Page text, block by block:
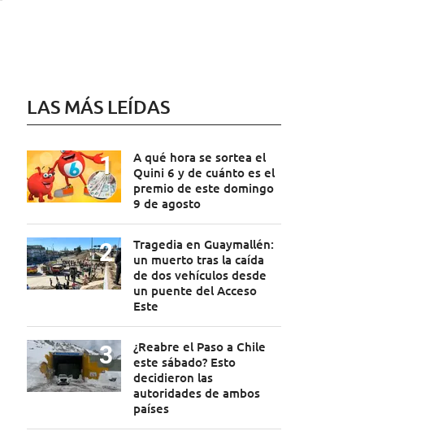
LAS MÁS LEÍDAS
A qué hora se sortea el
Quini 6 y de cuánto es el
premio de este domingo
9 de agosto
Tragedia en Guaymallén:
un muerto tras la caída
de dos vehículos desde
un puente del Acceso
Este
¿Reabre el Paso a Chile
este sábado? Esto
decidieron las
autoridades de ambos
países